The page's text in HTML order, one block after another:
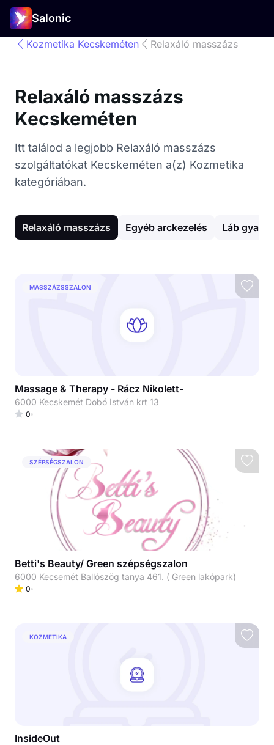
Salonic
Kozmetika Kecskeméten Relaxáló masszázs
Relaxáló masszázs
Kecskeméten
Itt találod a legjobb Relaxáló masszázs
szolgáltatókat Kecskeméten a(z) Kozmetika
kategóriában.
Relaxáló masszázs Egyéb arckezelés Láb
MASSZÁZSSZALON
Massage & Therapy - Rácz Nikolett-
6000 Kecskemét Dobó István krt 13
0
SZÉPSÉGSZALON
Betti's Beauty/ Green szépségszalon
6000 Kecsemét Ballószög tanya 461. ( Green lakópark)
0
KOZMETIKA
InsideOut